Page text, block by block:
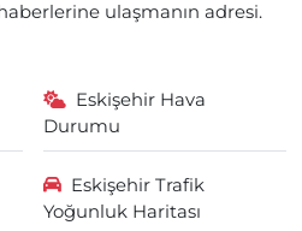
ulaşmanın adresi.
Eskişehir Hava
Durumu
Eskişehir Trafik
Yoğunluk Haritası